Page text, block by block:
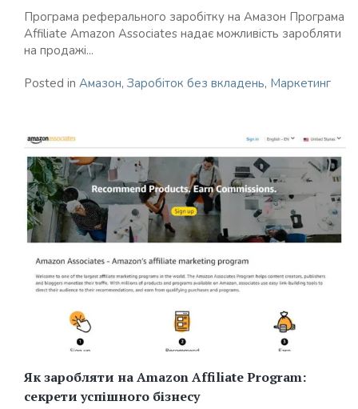
Програма реферального заробітку на Амазон Програма
Affiliate Amazon Associates надає можливість заробляти
на продажі...
Posted in Амазон, Заробіток без вкладень, Маркетинг
Як заробляти на Amazon Affiliate Program:
секрети успішного бізнесу